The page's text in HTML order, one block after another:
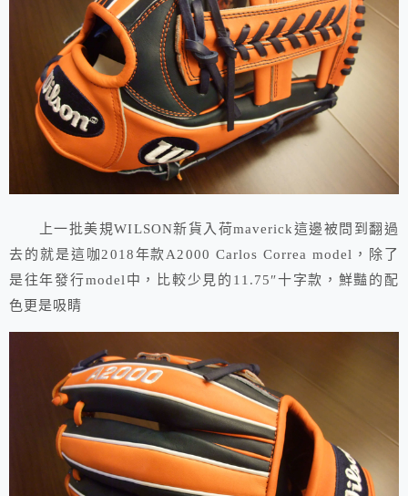
上一批美規WILSON新貨入荷maverick這邊被問到翻過
去的就是這咖2018年款A2000 Carlos Correa model，除了
是往年發行model中，比較少見的11.75″十字款，鮮豔的配
色更是吸睛